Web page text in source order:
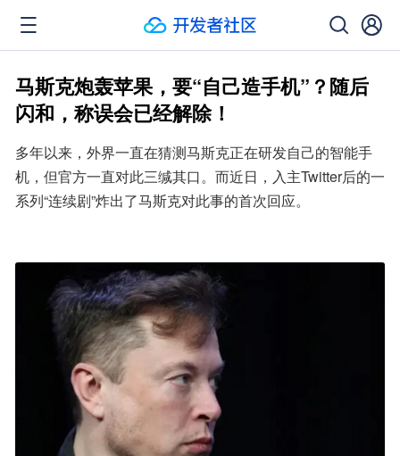
马斯克炮轰苹果，要“自己造手机”？随后
闪和，称误会已经解除！
多年以来，外界一直在猜测马斯克正在研发自己的智能手
机，但官方一直对此三缄其口。而近日，入主Twitter后的一
系列“连续剧”炸出了马斯克对此事的首次回应。